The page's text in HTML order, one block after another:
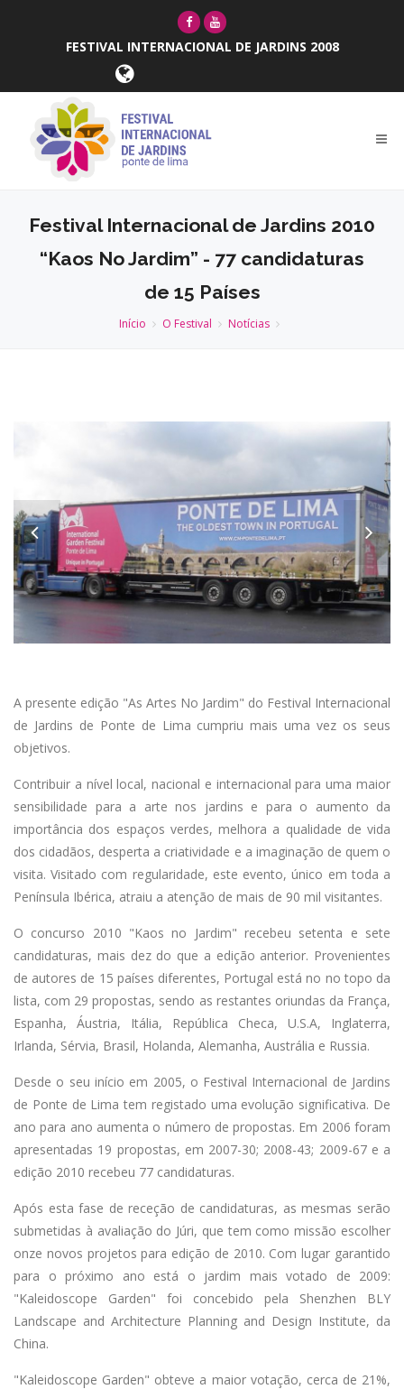
FESTIVAL INTERNACIONAL DE JARDINS 2008
Festival Internacional de Jardins 2010
“Kaos No Jardim” - 77 candidaturas
de 15 Países
Início O Festival Notícias
A presente edição "As Artes No Jardim" do Festival Internacional
de Jardins de Ponte de Lima cumpriu mais uma vez os seus
objetivos.
Contribuir a nível local, nacional e internacional para uma maior
sensibilidade para a arte nos jardins e para o aumento da
importância dos espaços verdes, melhora a qualidade de vida
dos cidadãos, desperta a criatividade e a imaginação de quem o
visita. Visitado com regularidade, este evento, único em toda a
Península Ibérica, atraiu a atenção de mais de 90 mil visitantes.
O concurso 2010 "Kaos no Jardim" recebeu setenta e sete
candidaturas, mais dez do que a edição anterior. Provenientes
de autores de 15 países diferentes, Portugal está no no topo da
lista, com 29 propostas, sendo as restantes oriundas da França,
Espanha, Áustria, Itália, República Checa, U.S.A, Inglaterra,
Irlanda, Sérvia, Brasil, Holanda, Alemanha, Austrália e Russia.
Desde o seu início em 2005, o Festival Internacional de Jardins
de Ponte de Lima tem registado uma evolução significativa. De
ano para ano aumenta o número de propostas. Em 2006 foram
apresentadas 19 propostas, em 2007-30; 2008-43; 2009-67 e a
edição 2010 recebeu 77 candidaturas.
Após esta fase de receção de candidaturas, as mesmas serão
submetidas à avaliação do Júri, que tem como missão escolher
onze novos projetos para edição de 2010. Com lugar garantido
para o próximo ano está o jardim mais votado de 2009:
"Kaleidoscope Garden" foi concebido pela Shenzhen BLY
Landscape and Architecture Planning and Design Institute, da
China.
"Kaleidoscope Garden" obteve a maior votação, cerca de 21%,